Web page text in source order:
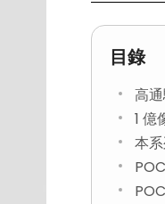
目錄
高
1 億
本